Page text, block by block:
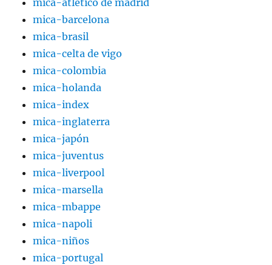
mica-atlético de madrid
mica-barcelona
mica-brasil
mica-celta de vigo
mica-colombia
mica-holanda
mica-index
mica-inglaterra
mica-japón
mica-juventus
mica-liverpool
mica-marsella
mica-mbappe
mica-napoli
mica-niños
mica-portugal